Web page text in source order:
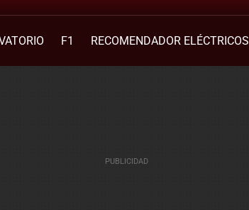
F1
RECOMENDADOR ELÉCTRICOS